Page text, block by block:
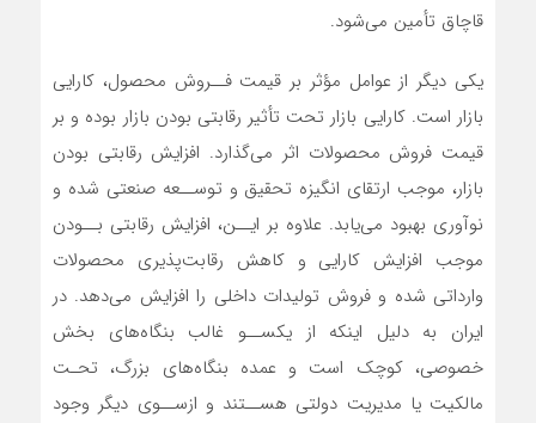
قاچاق تأمین می‌شود.
یکی دیگر از عوامل مؤثر بر قیمت فــروش محصول، کارایی
بازار است. کارایی بازار تحت تأثیر رقابتی بودن بازار بوده و بر
قیمت فروش محصولات اثر می‌گذارد. افزایش رقابتی بودن
بازار، موجب ارتقای انگیزه تحقیق و توســعه صنعتی شده و
نوآوری بهبود می‌یابد. علاوه بر ایــن، افزایش رقابتی بــودن
موجب افزایش کارایی و کاهش رقابت‌پذیری محصولات
وارداتی شده و فروش تولیدات داخلی را افزایش می‌دهد. در
ایران به دلیل اینکه از یکســو غالب بنگاه‌های بخش
خصوصی، کوچک است و عمده بنگاه‌های بزرگ، تحـت
مالکیت یا مدیریت دولتی هســتند و ازســوی دیگر وجود